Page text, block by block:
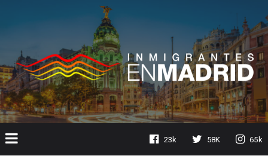
23k 58K 65k